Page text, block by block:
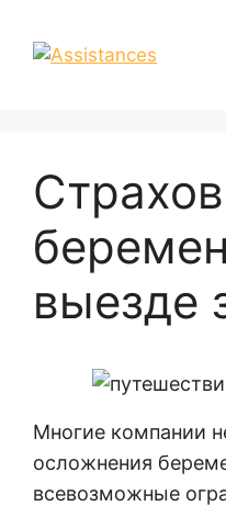
содержимому
выезде
Многие компании
осложнения
всевозможные